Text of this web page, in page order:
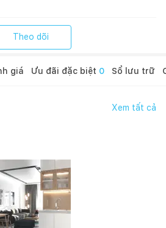
Theo dõi
giá Ưu đãi đặc biệt 0 Sổ lưu trữ
Xem tất cả